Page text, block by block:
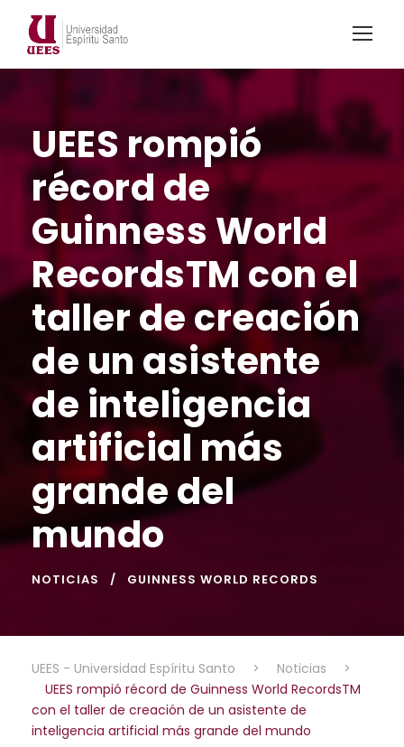
UEES rompió
récord de
Guinness World
RecordsTM con el
taller de creación
de un asistente
de inteligencia
artificial más
grande del
mundo
NOTICIAS GUINNESS WORLD RECORDS
UEES - Universidad Espíritu Santo > Noticias
>
UEES rompió récord de Guinness World RecordsTM
con el taller de creación de un asistente de
inteligencia artificial más grande del mundo